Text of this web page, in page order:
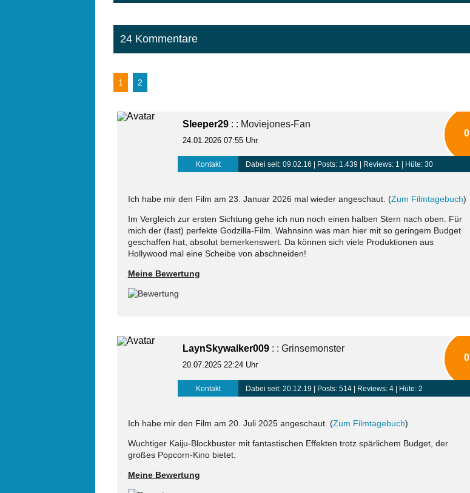
24 Kommentare
1 2
Sleeper29 : : Moviejones-Fan
24.01.2026 07:55 Uhr
0
Kontakt Dabei seit: 09.02.16 | Posts: 1.439 | Reviews: 1 | Hüte: 30
Ich habe mir den Film am 23. Januar 2026 mal wieder angeschaut. (Zum Filmtagebuch)
Im Vergleich zur ersten Sichtung gehe ich nun noch einen halben Stern nach oben. Für
mich der (fast) perfekte Godzilla-Film. Wahnsinn was man hier mit so geringem Budget
geschaffen hat, absolut bemerkenswert. Da können sich viele Produktionen aus
Hollywood mal eine Scheibe von abschneiden!
Meine Bewertung
LaynSkywalker009 : : Grinsemonster
20.07.2025 22:24 Uhr
0
Kontakt Dabei seit: 20.12.19 | Posts: 514 | Reviews: 4 | Hüte: 2
Ich habe mir den Film am 20. Juli 2025 angeschaut. (Zum Filmtagebuch)
Wuchtiger Kaiju-Blockbuster mit fantastischen Effekten trotz spärlichem Budget, der
großes Popcorn-Kino bietet.
Meine Bewertung